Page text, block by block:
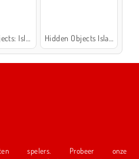
spelers. Probeer onze